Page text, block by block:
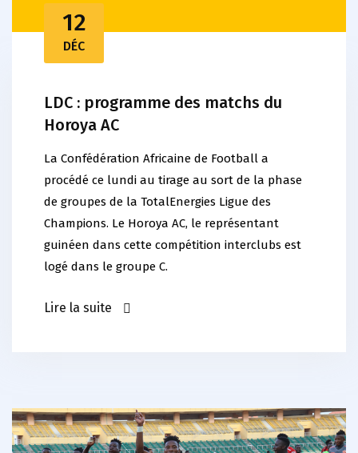
12
DÉC
LDC : programme des matchs du
Horoya AC
La Confédération Africaine de Football a
procédé ce lundi au tirage au sort de la phase
de groupes de la TotalEnergies Ligue des
Champions. Le Horoya AC, le représentant
guinéen dans cette compétition interclubs est
logé dans le groupe C.
Lire la suite